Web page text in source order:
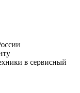
в сервисный